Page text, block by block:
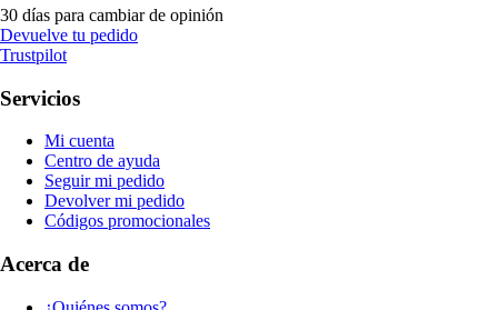
30 días para cambiar de opinión
Devuelve tu pedido
Trustpilot
Servicios
Mi cuenta
Centro de ayuda
Seguir mi pedido
Devolver mi pedido
Códigos promocionales
Acerca de